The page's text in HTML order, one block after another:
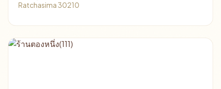
Ratchasima 30210